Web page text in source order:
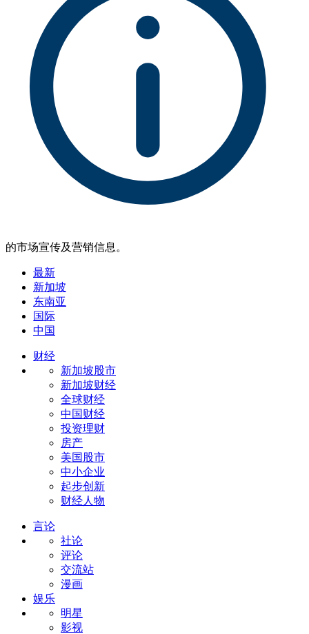
的市场宣传及营销信息。
最新
新加坡
东南亚
国际
中国
财经
新加坡股市
新加坡财经
全球财经
中国财经
投资理财
房产
美国股市
中小企业
起步创新
财经人物
言论
社论
评论
交流站
漫画
娱乐
明星
影视